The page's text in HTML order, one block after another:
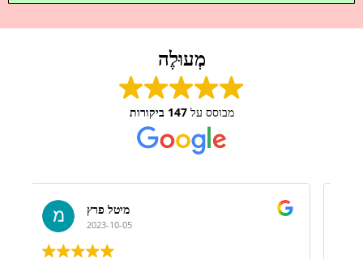
מְעוּלֶה
מבוסס על147 ביקורות
דניאל אזולאי
2023-09-13